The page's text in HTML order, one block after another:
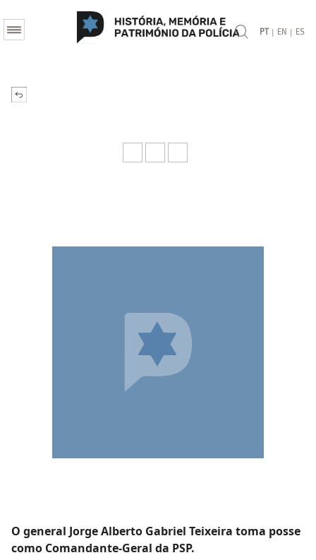
PT | EN | ES
O general Jorge Alberto Gabriel Teixeira toma posse
como Comandante-Geral da PSP.